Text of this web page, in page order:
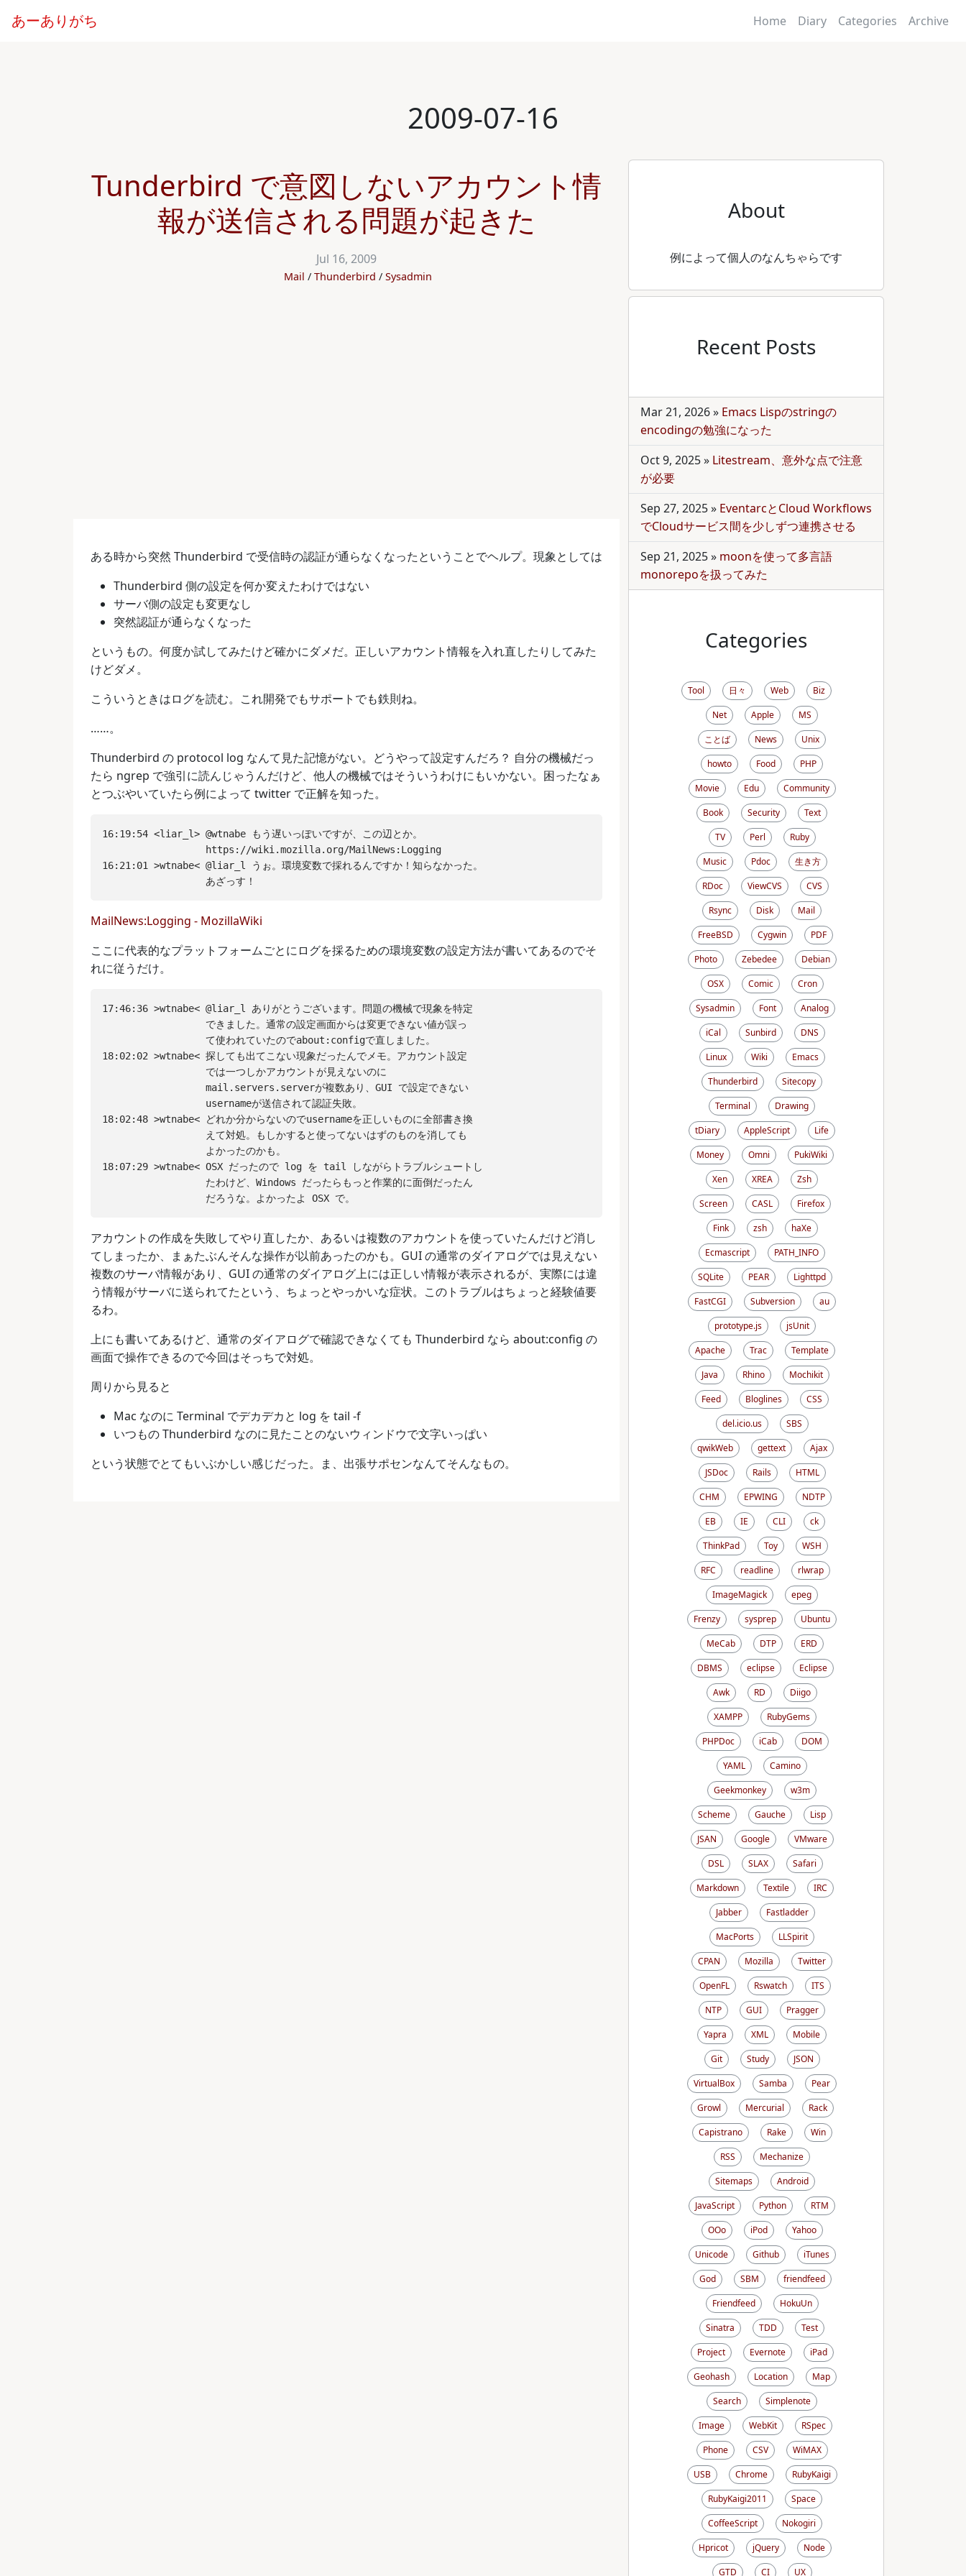
あーありがち Home Diary Categories Archive
2009-07-16
Tunderbird で意図しないアカウント情
報が送信される問題が起きた
Jul 16, 2009
Mail Thunderbird Sysadmin
ある時から突然 Thunderbird で受信時の認証が通らなくなったということでヘルプ。現象としては
Thunderbird 側の設定を何か変えたわけではない
サーバ側の設定も変更なし
突然認証が通らなくなった
というもの。何度か試してみたけど確かにダメだ。正しいアカウント情報を入れ直したりしてみた
けどダメ。
こういうときはログを読む。これ開発でもサポートでも鉄則ね。
……。
Thunderbird の protocol log なんて見た記憶がない。どうやって設定すんだろ？ 自分の機械だっ
たら ngrep で強引に読んじゃうんだけど、他人の機械ではそういうわけにもいかない。困ったなぁ
とつぶやいていたら例によって twitter で正解を知った。
16:19:54 <liar_l> @wtnabe もう遅いっぽいですが、この辺とか。
                  https://wiki.mozilla.org/MailNews:Logging
16:21:01 >wtnabe< @liar_l うぉ。環境変数で採れるんですか！知らなかった。
MailNews:Logging - MozillaWiki
ここに代表的なプラットフォームごとにログを採るための環境変数の設定方法が書いてあるのでそ
れに従うだけ。
17:46:36 >wtnabe< @liar_l ありがとうございます。問題の機械で現象を特定
                  できました。通常の設定画面からは変更できない値が誤っ
                  て使われていたのでabout:configで直しました。
18:02:02 >wtnabe< 探しても出てこない現象だったんでメモ。アカウント設定
                  では一つしかアカウントが見えないのに
                  mail.servers.serverが複数あり、GUI で設定できない
                  usernameが送信されて認証失敗。
18:02:48 >wtnabe< どれか分からないのでusernameを正しいものに全部書き換
                  えて対処。もしかすると使ってないはずのものを消しても
                  よかったのかも。
18:07:29 >wtnabe< OSX だったので log を tail しながらトラブルシュートし
                  たわけど、Windows だったらもっと作業的に面倒だったん
アカウントの作成を失敗してやり直したか、あるいは複数のアカウントを使っていたんだけど消し
てしまったか、まぁたぶんそんな操作が以前あったのかも。GUI の通常のダイアログでは見えない
複数のサーバ情報があり、GUI の通常のダイアログ上には正しい情報が表示されるが、実際には違
う情報がサーバに送られてたという、ちょっとやっかいな症状。このトラブルはちょっと経験値要
るわ。
上にも書いてあるけど、通常のダイアログで確認できなくても Thunderbird なら about:config の
画面で操作できるので今回はそっちで対処。
周りから見ると
Mac なのに Terminal でデカデカと log を tail -f
いつもの Thunderbird なのに見たことのないウィンドウで文字いっぱい
という状態でとてもいぶかしい感じだった。ま、出張サポセンなんてそんなもの。
About
例によって個人のなんちゃらです
Recent Posts
Mar 21, 2026» Emacs Lispのstringの
encodingの勉強になった
Oct 9, 2025» Litestream、意外な点で注意
が必要
Sep 27, 2025» EventarcとCloud Workflows
でCloudサービス間を少しずつ連携させる
Sep 21, 2025» moonを使って多言語
monorepoを扱ってみた
Categories
Tool 日々 Web
Biz
Net
Apple
MS
ことば
News
Unix
howto
Food
PHP
Movie
Edu
Community
Book
Security
Text
TV
Perl
Ruby
Music
Pdoc
生き方
RDoc
ViewCVS
CVS
Rsync
Disk
Mail
FreeBSD
Cygwin
PDF
Photo
Zebedee
Debian
OSX
Comic
Cron
Sysadmin
Font
Analog
iCal
Sunbird
DNS
Linux
Wiki
Emacs
Thunderbird
Sitecopy
Terminal
Drawing
tDiary
AppleScript
Life
Money
Omni
PukiWiki
Xen
XREA
Zsh
Screen
CASL
Firefox
Fink
zsh
haXe
Ecmascript
PATH_INFO
SQLite
PEAR
Lighttpd
FastCGI
Subversion
au
prototype.js
jsUnit
Apache
Trac
Template
Java
Rhino
Mochikit
Feed
Bloglines
CSS
del.icio.us
SBS
qwikWeb
gettext
Ajax
JSDoc
Rails
HTML
CHM
EPWING
NDTP
EB
IE CLI
ck
ThinkPad
Toy
WSH
RFC
readline
rlwrap
ImageMagick
epeg
Frenzy
sysprep
Ubuntu
MeCab
DTP
ERD
DBMS
eclipse
Eclipse
Awk
RD
Diigo
XAMPP
RubyGems
PHPDoc
iCab
DOM
YAML
Camino
Geekmonkey
w3m
Scheme
Gauche
Lisp
JSAN
Google
VMware
DSL
SLAX
Safari
Markdown
Textile
IRC
Jabber
Fastladder
MacPorts
LLSpirit
CPAN
Mozilla
Twitter
OpenFL
Rswatch
ITS
NTP
GUI
Pragger
Yapra
XML
Mobile
Git
Study
JSON
VirtualBox
Samba
Pear
Growl
Mercurial
Rack
Capistrano
Rake
Win
RSS
Mechanize
Sitemaps
Android
JavaScript
Python
RTM
OOo
iPod
Yahoo
Unicode
Github
iTunes
God
SBM
friendfeed
Friendfeed
HokuUn
Sinatra
TDD
Test
Project
Evernote
iPad
Geohash
Location
Map
Search
Simplenote
Image
WebKit
RSpec
Phone
CSV
WiMAX
USB
Chrome
RubyKaigi
RubyKaigi2011
Space
CoffeeScript
Nokogiri
Hpricot
jQuery
Node
GTD
CI UX